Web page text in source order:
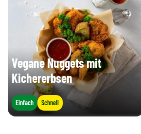
Vegane Nuggets mit
Kichererbsen
Einfach Schnell